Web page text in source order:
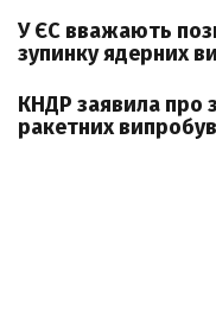
У ЄС вважають
зупинку ядерних
КНДР заявила про
ракетних